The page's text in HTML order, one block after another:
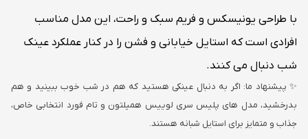
با طراحی یونیسکس و فریم سبک و راحت، این مدل مناسب
افرادی است که استایل خیابانی و فشن را در کنار عملکرد عینک
شب دنبال می کنند.
✨ پیشنهاد ما: اگر به دنبال عینکی هستید که هم در شب خوب ببینید و هم
بدرخشید، مدل های پلیس سری لوییس همیلتون و تام فورد انتخابی خاص،
جذاب و متمایز برای استایل شبانه هستند.